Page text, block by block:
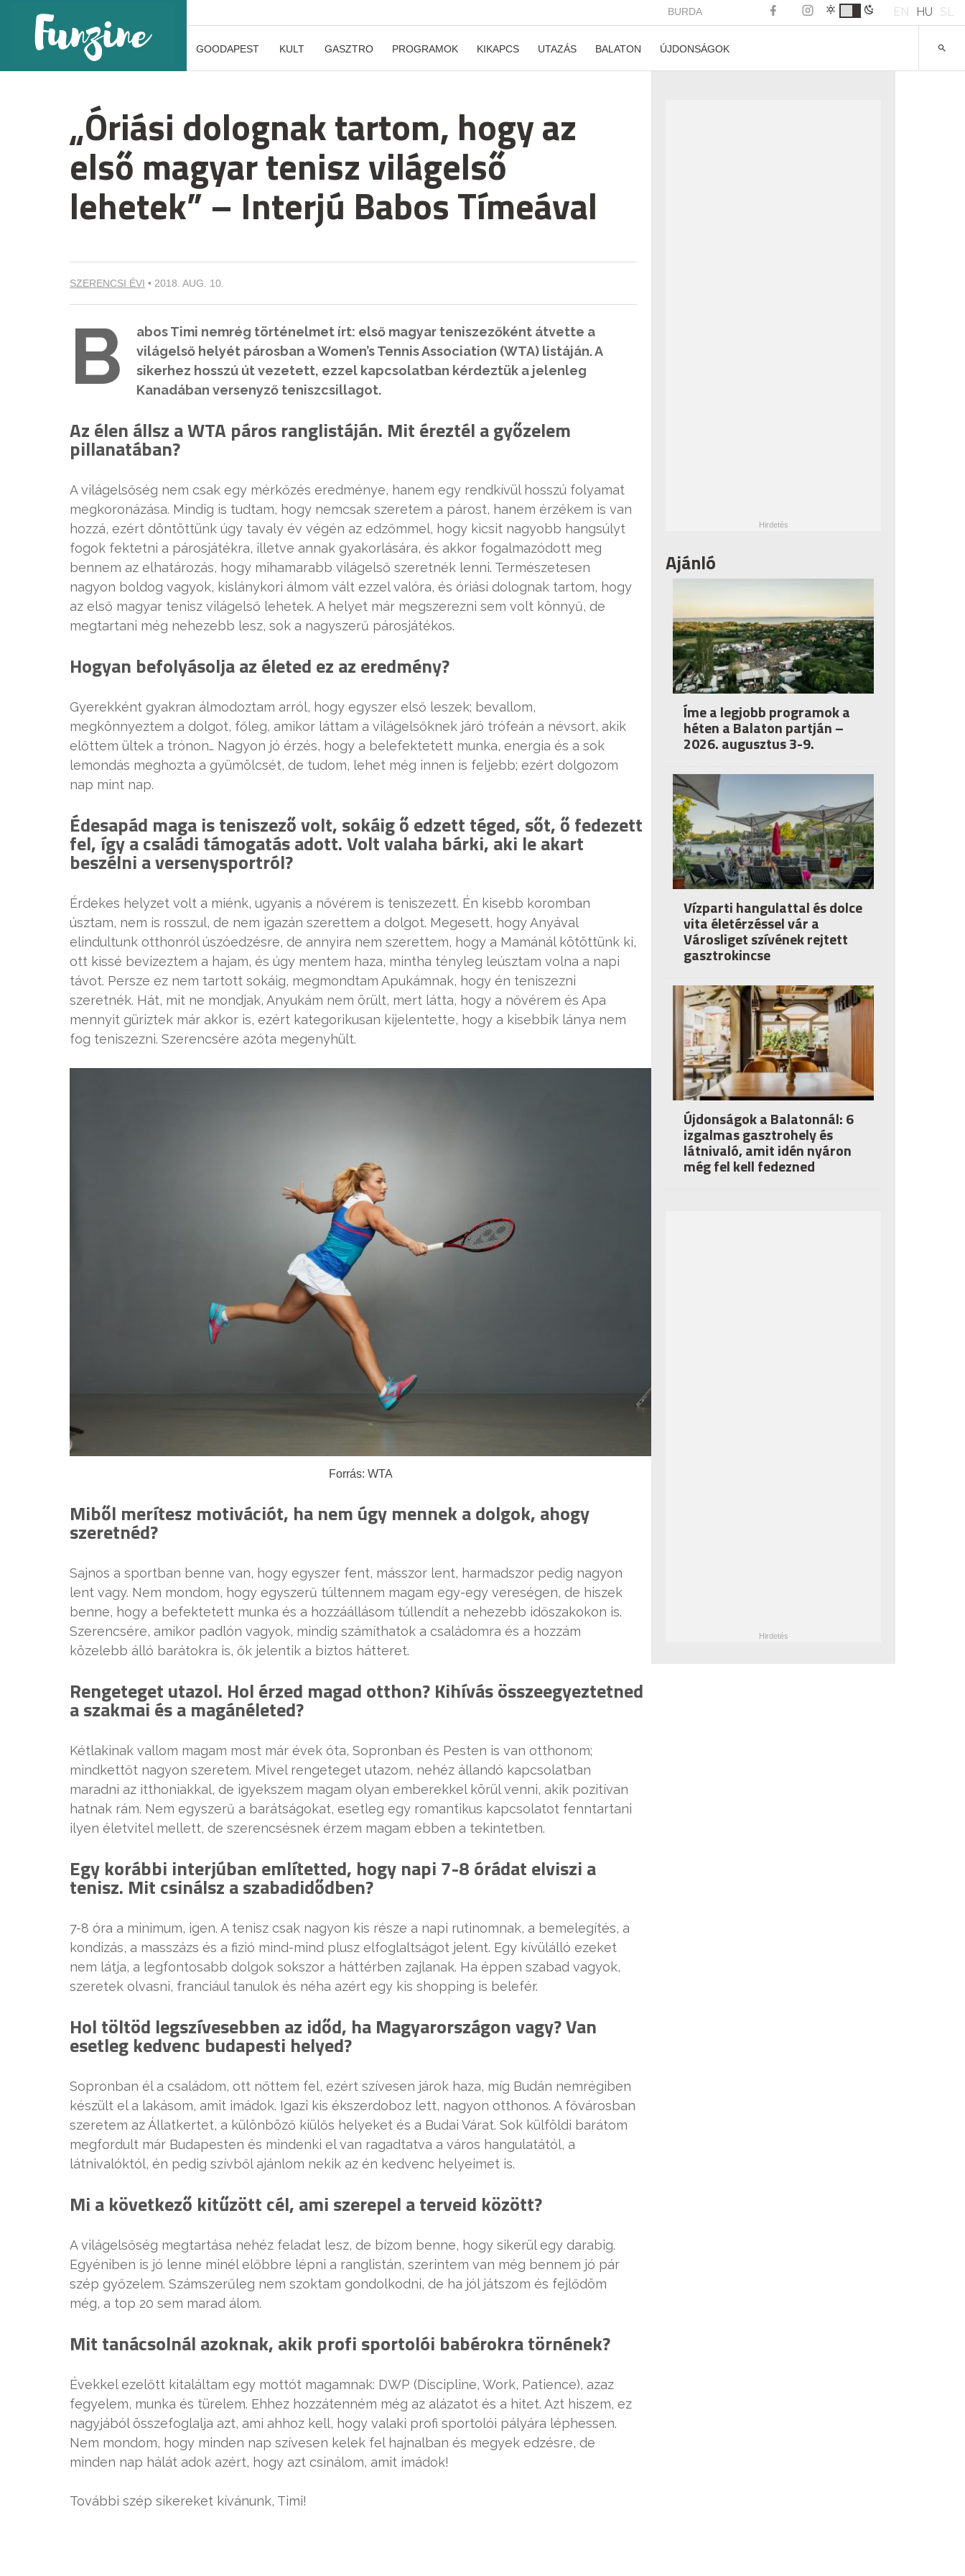
BURDA EN HU SL
GOODAPEST KULT GASZTRO PROGRAMOK KIKAPCS UTAZÁS BALATON ÚJDONSÁGOK
„Óriási dolognak tartom, hogy az
első magyar tenisz világelső
lehetek” – Interjú Babos Tímeával
SZERENCSI ÉVI • 2018. AUG. 10.
B
abos Timi nemrég történelmet írt: első magyar teniszezőként átvette a
világelső helyét párosban a Women’s Tennis Association (WTA) listáján. A
sikerhez hosszú út vezetett, ezzel kapcsolatban kérdeztük a jelenleg
Kanadában versenyző teniszcsillagot.
Az élen állsz a WTA páros ranglistáján. Mit éreztél a győzelem
pillanatában?
A világelsőség nem csak egy mérkőzés eredménye, hanem egy rendkívül hosszú folyamat
megkoronázása. Mindig is tudtam, hogy nemcsak szeretem a párost, hanem érzékem is van
hozzá, ezért döntöttünk úgy tavaly év végén az edzőmmel, hogy kicsit nagyobb hangsúlyt
fogok fektetni a párosjátékra, illetve annak gyakorlására, és akkor fogalmazódott meg
bennem az elhatározás, hogy mihamarabb világelső szeretnék lenni. Természetesen
nagyon boldog vagyok, kislánykori álmom vált ezzel valóra, és óriási dolognak tartom, hogy
az első magyar tenisz világelső lehetek. A helyet már megszerezni sem volt könnyű, de
megtartani még nehezebb lesz, sok a nagyszerű párosjátékos.
Hogyan befolyásolja az életed ez az eredmény?
Gyerekként gyakran álmodoztam arról, hogy egyszer első leszek; bevallom,
megkönnyeztem a dolgot, főleg, amikor láttam a világelsőknek járó trófeán a névsort, akik
előttem ültek a trónon… Nagyon jó érzés, hogy a belefektetett munka, energia és a sok
lemondás meghozta a gyümölcsét, de tudom, lehet még innen is feljebb; ezért dolgozom
nap mint nap.
Édesapád maga is teniszező volt, sokáig ő edzett téged, sőt, ő fedezett
fel, így a családi támogatás adott. Volt valaha bárki, aki le akart
beszélni a versenysportról?
Érdekes helyzet volt a miénk, ugyanis a nővérem is teniszezett. Én kisebb koromban
úsztam, nem is rosszul, de nem igazán szerettem a dolgot. Megesett, hogy Anyával
elindultunk otthonról úszóedzésre, de annyira nem szerettem, hogy a Mamánál kötöttünk ki,
ott kissé bevizeztem a hajam, és úgy mentem haza, mintha tényleg leúsztam volna a napi
távot. Persze ez nem tartott sokáig, megmondtam Apukámnak, hogy én teniszezni
szeretnék. Hát, mit ne mondjak, Anyukám nem örült, mert látta, hogy a nővérem és Apa
mennyit güriztek már akkor is, ezért kategorikusan kijelentette, hogy a kisebbik lánya nem
fog teniszezni. Szerencsére azóta megenyhült.
Forrás: WTA
Miből merítesz motivációt, ha nem úgy mennek a dolgok, ahogy
szeretnéd?
Sajnos a sportban benne van, hogy egyszer fent, másszor lent, harmadszor pedig nagyon
lent vagy. Nem mondom, hogy egyszerű túltennem magam egy-egy vereségen, de hiszek
benne, hogy a befektetett munka és a hozzáállásom túllendít a nehezebb időszakokon is.
Szerencsére, amikor padlón vagyok, mindig számíthatok a családomra és a hozzám
közelebb álló barátokra is, ők jelentik a biztos hátteret.
Rengeteget utazol. Hol érzed magad otthon? Kihívás összeegyeztetned
a szakmai és a magánéleted?
Kétlakinak vallom magam most már évek óta, Sopronban és Pesten is van otthonom;
mindkettőt nagyon szeretem. Mivel rengeteget utazom, nehéz állandó kapcsolatban
maradni az itthoniakkal, de igyekszem magam olyan emberekkel körül venni, akik pozitívan
hatnak rám. Nem egyszerű a barátságokat, esetleg egy romantikus kapcsolatot fenntartani
ilyen életvitel mellett, de szerencsésnek érzem magam ebben a tekintetben.
Egy korábbi interjúban említetted, hogy napi 7-8 órádat elviszi a
tenisz. Mit csinálsz a szabadidődben?
7-8 óra a minimum, igen. A tenisz csak nagyon kis része a napi rutinomnak, a bemelegítés, a
kondizás, a masszázs és a fizió mind-mind plusz elfoglaltságot jelent. Egy kívülálló ezeket
nem látja, a legfontosabb dolgok sokszor a háttérben zajlanak. Ha éppen szabad vagyok,
szeretek olvasni, franciául tanulok és néha azért egy kis shopping is belefér.
Hol töltöd legszívesebben az időd, ha Magyarországon vagy? Van
esetleg kedvenc budapesti helyed?
Sopronban él a családom, ott nőttem fel, ezért szívesen járok haza, míg Budán nemrégiben
készült el a lakásom, amit imádok. Igazi kis ékszerdoboz lett, nagyon otthonos. A fővárosban
szeretem az Állatkertet, a különböző kiülős helyeket és a Budai Várat. Sok külföldi barátom
megfordult már Budapesten és mindenki el van ragadtatva a város hangulatától, a
látnivalóktól, én pedig szívből ajánlom nekik az én kedvenc helyeimet is.
Mi a következő kitűzött cél, ami szerepel a terveid között?
A világelsőség megtartása nehéz feladat lesz, de bízom benne, hogy sikerül egy darabig.
Egyéniben is jó lenne minél előbbre lépni a ranglistán, szerintem van még bennem jó pár
szép győzelem. Számszerűleg nem szoktam gondolkodni, de ha jól játszom és fejlődöm
még, a top 20 sem marad álom.
Mit tanácsolnál azoknak, akik profi sportolói babérokra törnének?
Évekkel ezelőtt kitaláltam egy mottót magamnak: DWP (Discipline, Work, Patience), azaz
fegyelem, munka és türelem. Ehhez hozzátenném még az alázatot és a hitet. Azt hiszem, ez
nagyjából összefoglalja azt, ami ahhoz kell, hogy valaki profi sportolói pályára léphessen.
Nem mondom, hogy minden nap szívesen kelek fel hajnalban és megyek edzésre, de
minden nap hálát adok azért, hogy azt csinálom, amit imádok!
További szép sikereket kívánunk, Timi!
Ajánló
Íme a legjobb programok a
héten a Balaton partján –
2026. augusztus 3-9.
Vízparti hangulattal és dolce
vita életérzéssel vár a
Városliget szívének rejtett
gasztrokincse
Újdonságok a Balatonnál: 6
izgalmas gasztrohely és
látnivaló, amit idén nyáron
még fel kell fedezned